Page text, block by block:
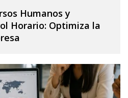
Humanos y
Horario: Optimiza la